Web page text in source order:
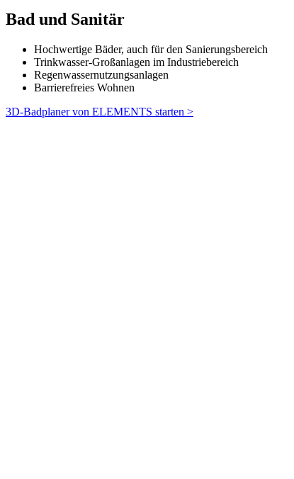
Bad und Sanitär
Hochwertige Bäder, auch für den Sanierungsbereich
Trinkwasser-Großanlagen im Industriebereich
Regenwassernutzungsanlagen
Barrierefreies Wohnen
3D-Badplaner von ELEMENTS starten >